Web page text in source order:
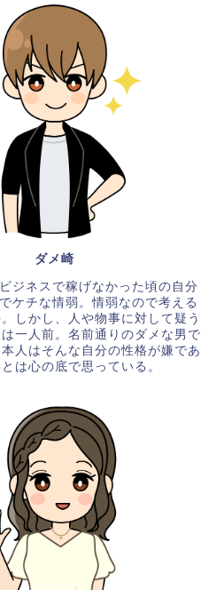
ダメ崎
ジネスで稼げなかった頃の自分
ケチな情弱。情弱なので考える
しかし、人や物事に対して疑う
一人前。名前通りのダメな男で
人はそんな自分の性格が嫌であ
は心の底で思っている。